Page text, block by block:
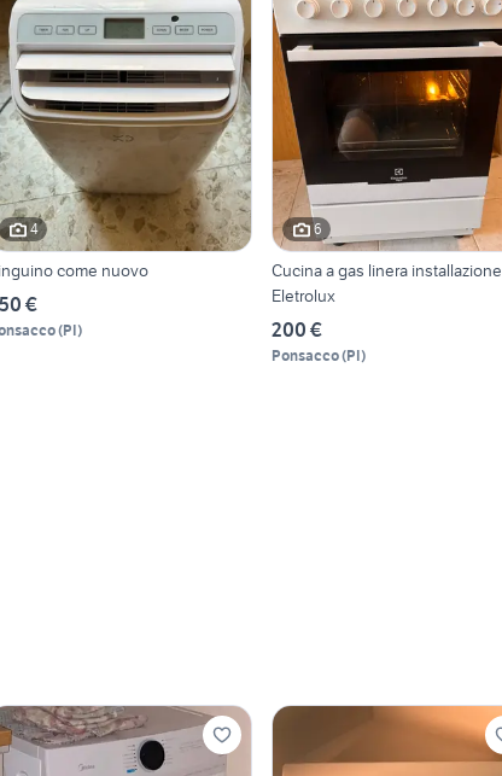
4
come nuovo
€
(PI)
6
Cucina a gas linera installazione
Eletrolux
200 €
Ponsacco(PI)